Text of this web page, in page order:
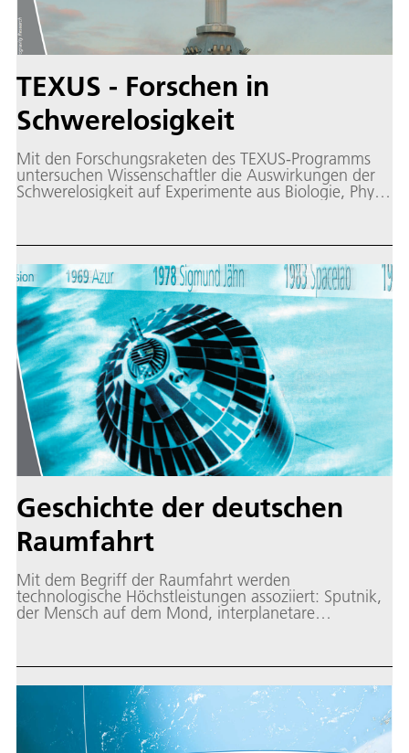
TEXUS - Forschen in
Schwerelosigkeit
Mit den Forschungsraketen des TEXUS-Programms
untersuchen Wissenschaftler die Auswirkungen der
Schwerelosigkeit auf Experimente aus Biologie, Physik
von etwa 250 Kilometern. Dabei wird für sechs
Geschichte der deutschen
Raumfahrt
Mit dem Begriff der Raumfahrt werden
technologische Höchstleistungen assoziiert: Sputnik,
der Mensch auf dem Mond, interplanetare
begann, ihren Aktionsrahmen in den nahen